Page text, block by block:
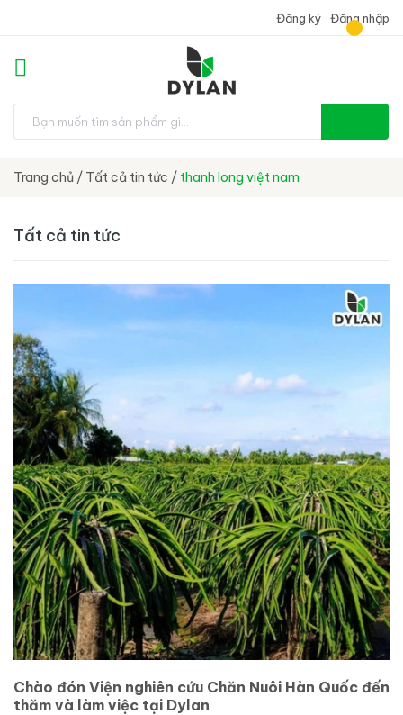
Đăng ký Đăng nhập
Trang chủ / Tất cả tin tức / thanh long việt nam
Tất cả tin tức
Chào đón Viện nghiên cứu Chăn Nuôi Hàn Quốc đến
thăm và làm việc tại Dylan